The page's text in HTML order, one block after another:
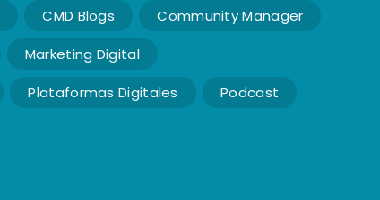
CMD Blogs Community Manager
Marketing Digital
Plataformas Digitales Podcast